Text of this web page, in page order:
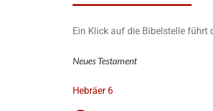
Ein Klick auf die Bibelstelle führt
Neues Testament
Hebräer 6